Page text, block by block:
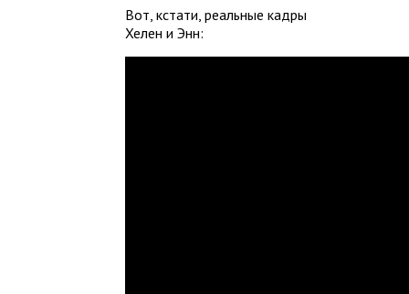
Вот, кстати, реальные кадры
Хелен и Энн: